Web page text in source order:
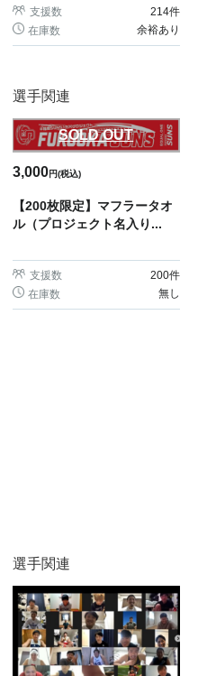
支援数 214件
在庫数
余裕あり
選手関連
SOLD OUT
3,000円(税込)
【200枚限定】マフラータオ
ル（プロジェクト名入り...
支援数 200件
在庫数
無し
選手関連